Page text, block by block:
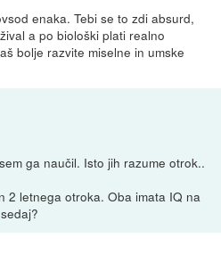
enaka. Tebi se to zdi absurd,
a po biološki plati realno
bolje razvite miselne in umske
ga naučil. Isto jih razume otrok..
2 letnega otroka. Oba imata IQ na